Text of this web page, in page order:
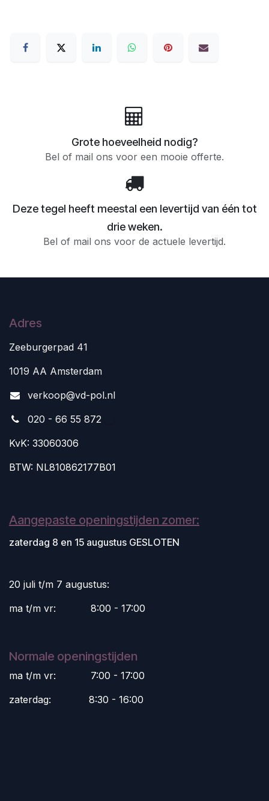
Grote hoeveelheid nodig?
Bel of mail ons voor een mooie offerte.
Deze tegel heeft meestal een levertijd van één tot
drie weken.
Bel of mail ons voor de actuele levertijd.
Adres
Zeeburgerpad 41
1019 AA Amsterdam
verkoop@vd-pol.nl
020 - 66 55 872
KvK: 33060306
BTW: NL810862177B01
Aangepaste openingstijden zomer:
zaterdag 8 en 15 augustus GESLOTEN
20 juli t/m 7 augustus:
ma t/m vr:
​8:00 - 17:00
Normale openingstijden
ma t/m vr:
​7:00 - 17:00
zaterdag:
​8:30 - 16:00